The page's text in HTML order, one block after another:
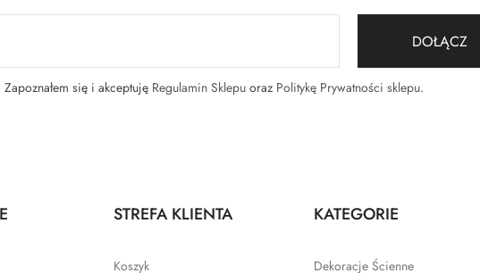
DOŁĄCZ
Zapoznałem się i akceptuję Regulamin Sklepuoraz Politykę Prywatności sklepu.
STREFA KLIENTA
Koszyk
KATEGORIE
Dekoracje Ścienne